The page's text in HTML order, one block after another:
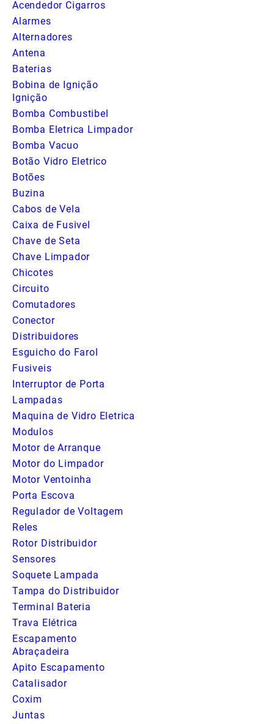
Acendedor Cigarros
Alarmes
Alternadores
Antena
Baterias
Bobina de Ignição
Ignição
Bomba Combustibel
Bomba Eletrica Limpador
Bomba Vacuo
Botão Vidro Eletrico
Botões
Buzina
Cabos de Vela
Caixa de Fusivel
Chave de Seta
Chave Limpador
Chicotes
Circuito
Comutadores
Conector
Distribuidores
Esguicho do Farol
Fusiveis
Interruptor de Porta
Lampadas
Maquina de Vidro Eletrica
Modulos
Motor de Arranque
Motor do Limpador
Motor Ventoinha
Porta Escova
Regulador de Voltagem
Reles
Rotor Distribuidor
Sensores
Soquete Lampada
Tampa do Distribuidor
Terminal Bateria
Trava Elétrica
Escapamento
Abraçadeira
Apito Escapamento
Catalisador
Coxim
Juntas